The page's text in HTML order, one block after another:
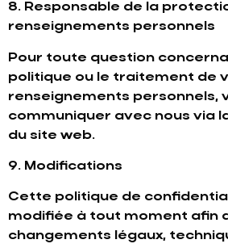
8. Responsable de la
renseignements personnels
Pour toute question
politique ou le traitement de
renseignements personnels,
communiquer avec nous via
du site web.
9. Modifications
Cette politique de
modifiée à tout moment afin
changements légaux,